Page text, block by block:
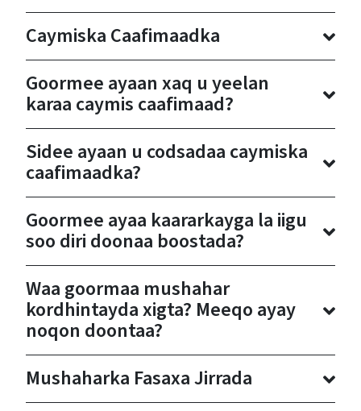
Caymiska Caafimaadka
Goormee ayaan xaq u yeelan
karaa caymis caafimaad?
Sidee ayaan u codsadaa caymiska
caafimaadka?
Goormee ayaa kaararkayga la iigu
soo diri doonaa boostada?
Waa goormaa mushahar
kordhintayda xigta? Meeqo ayay
noqon doontaa?
Mushaharka Fasaxa Jirrada